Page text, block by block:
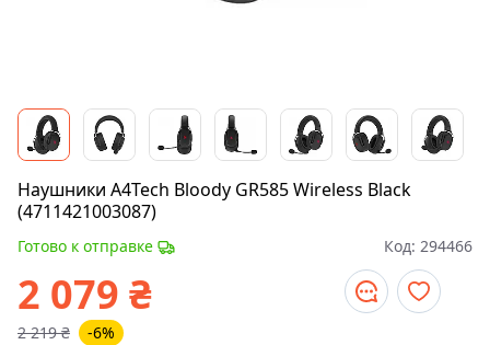
Наушники A4Tech Bloody GR585 Wireless Black
(4711421003087)
Готово к отправке Код: 294466
2 079 ₴
2 219 ₴ -6%